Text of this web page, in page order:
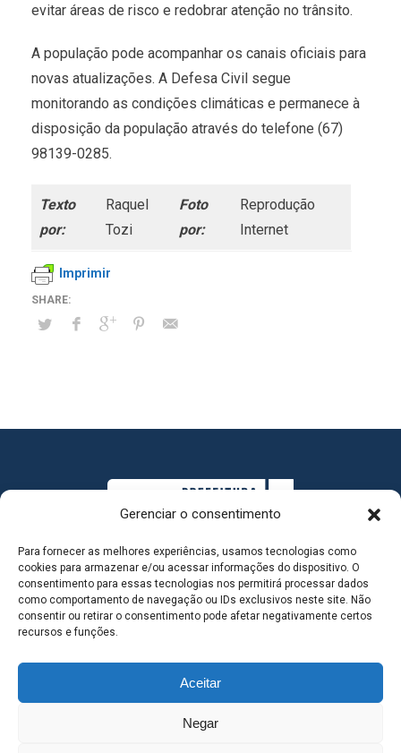
Gerenciar o consentimento
Para fornecer as melhores experiências, usamos tecnologias como
cookies para armazenar e/ou acessar informações do dispositivo. O
consentimento para essas tecnologias nos permitirá processar dados
como comportamento de navegação ou IDs exclusivos neste site. Não
consentir ou retirar o consentimento pode afetar negativamente certos
recursos e funções.
Aceitar
Negar
evitar áreas de risco e redobrar atenção no trânsito.
A população pode acompanhar os canais oficiais para
novas atualizações. A Defesa Civil segue
monitorando as condições climáticas e permanece à
disposição da população através do telefone (67)
98139-0285.
Texto
por:
Raquel
Tozi
Foto
por:
Reprodução
Internet
Imprimir
MAPA DO SITE
SEDE DO ADMINISTRATIVO MUNICIPAL - Avenida